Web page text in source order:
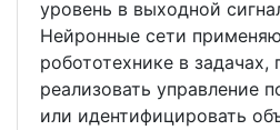
уровень в выходной
Нейронные сети
робототехнике в задачах,
реализовать управление
или идентифицировать